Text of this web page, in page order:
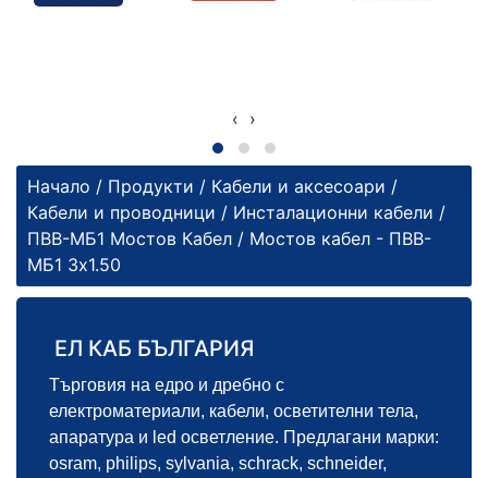
‹ ›
Начало / Продукти / Кабели и аксесоари /
Кабели и проводници / Инсталационни кабели /
ПВВ-МБ1 Мостов Кабел / Мостов кабел - ПВВ-
МБ1 3х1.50
ЕЛ КАБ БЪЛГАРИЯ
Търговия на едро и дребно с
електроматериали, кабели, осветителни тела,
апаратура и led осветление. Предлагани марки:
osram, philips, sylvania, schrack, schneider,